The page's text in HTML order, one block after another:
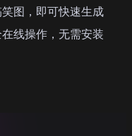
图，即可快速生成
线操作，无需安装